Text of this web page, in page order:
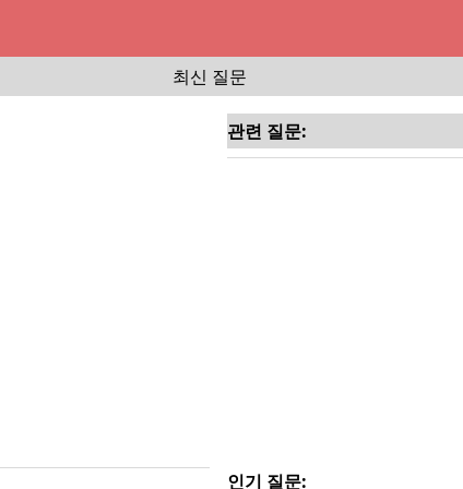
최신 질문
관련 질문:
인기 질문: